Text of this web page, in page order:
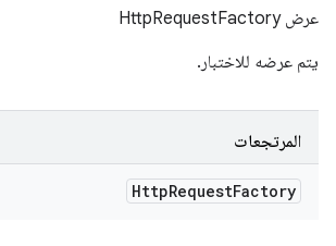
عرض HttpRequestFactory
يتم عرضه للاختبار.
المرتجعات
HttpRequestFactory